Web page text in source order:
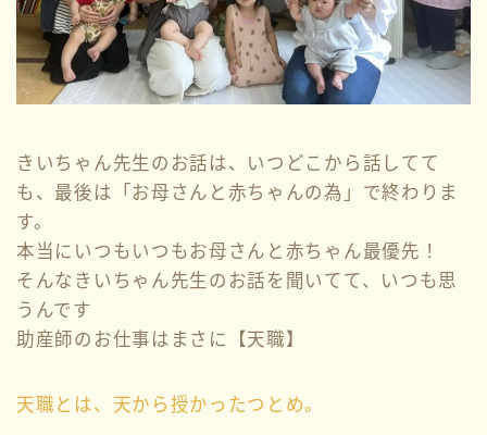
きいちゃん先生のお話は、いつどこから話してて
も、最後は「お母さんと赤ちゃんの為」で終わりま
す。
本当にいつもいつもお母さんと赤ちゃん最優先！
そんなきいちゃん先生のお話を聞いてて、いつも思
うんです
助産師のお仕事はまさに【天職】
天職とは、天から授かったつとめ。